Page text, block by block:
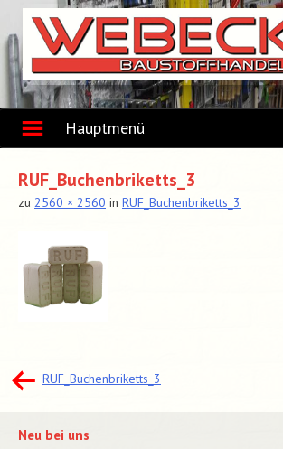
content
Hauptmenü
RUF_Buchenbriketts_3
zu 2560 × 2560 in RUF_Buchenbriketts_3
Beitragsnavigation
RUF_Buchenbriketts_3
Neu bei uns